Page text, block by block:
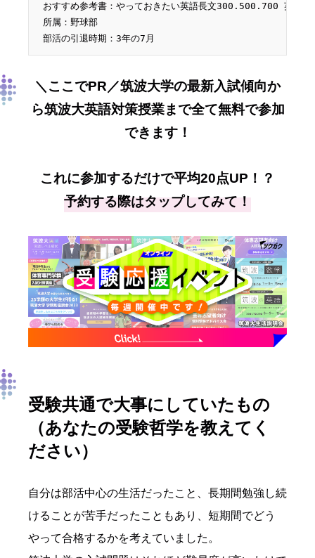
おすすめ参考書： やっておきたい英語長文300.500.700 英語が
所属：野球部
部活の引退時期： 3年の7月
＼ここでPR／筑波大学の最新入試傾向か
ら筑波大英語対策授業まで全て無料で参加
できます！
これに参加するだけで平均20点UP！？
予約する際はタップしてみて！
受験共通で大事にしていたもの
（あなたの受験哲学を教えてく
ださい）
自分は部活中心の生活だったこと、長期間勉強し続
けることが苦手だったこともあり、短期間でどう
やって合格するかを考えていました。